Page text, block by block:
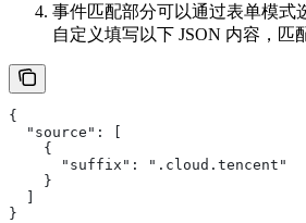
事件匹配部分可以通过表单模式
自定义填写以下 JSON 内容，匹
{
  "source": [
    {
      "suffix": ".cloud.tencent"
    }
  ]
}